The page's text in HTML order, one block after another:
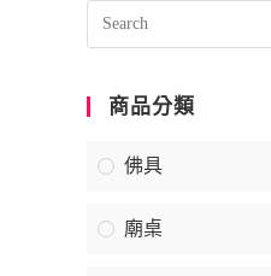
商品分類
佛具
廟桌